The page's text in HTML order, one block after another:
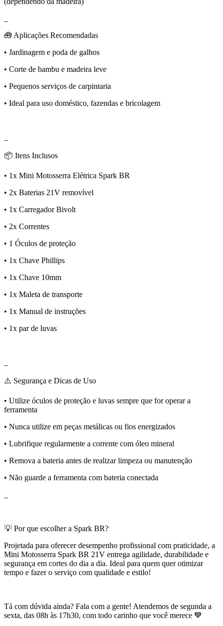
🧰 Aplicações Recomendadas
• Jardinagem e poda de galhos
• Corte de bambu e madeira leve
• Pequenos serviços de carpintaria
• Ideal para uso doméstico, fazendas e bricolagem
📦 Itens Inclusos
• 1x Mini Motosserra Elétrica Spark BR
• 2x Baterias 21V removível
• 1x Carregador Bivolt
• 2x Correntes
• 1 Óculos de proteção
• 1x Chave Phillips
• 1x Chave 10mm
• 1x Maleta de transporte
• 1x Manual de instruções
• 1x par de luvas
⚠️ Segurança e Dicas de Uso
• Utilize óculos de proteção e luvas sempre que for operar a
ferramenta
• Nunca utilize em peças metálicas ou fios energizados
• Lubrifique regularmente a corrente com óleo mineral
• Remova a bateria antes de realizar limpeza ou manutenção
• Não guarde a ferramenta com bateria conectada
💡 Por que escolher a Spark BR?
Projetada para oferecer desempenho profissional com praticidade, a
Mini Motosserra Spark BR 21V entrega agilidade, durabilidade e
segurança em cortes do dia a dia. Ideal para quem quer otimizar
tempo e fazer o serviço com qualidade e estilo!
Tá com dúvida ainda? Fala com a gente! Atendemos de segunda a
sexta, das 08h às 17h30, com todo carinho que você merece 💙